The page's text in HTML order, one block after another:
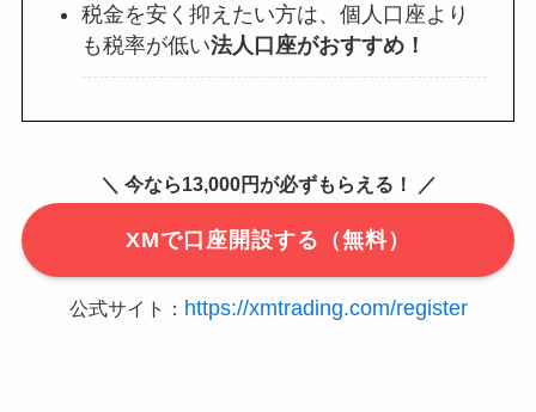
税金を安く抑えたい方は、個人口座より
も税率が低い法人口座がおすすめ！
＼ 今なら13,000円が必ずもらえる！ ／
XMで口座開設する（無料）
公式サイト： https://xmtrading.com/register